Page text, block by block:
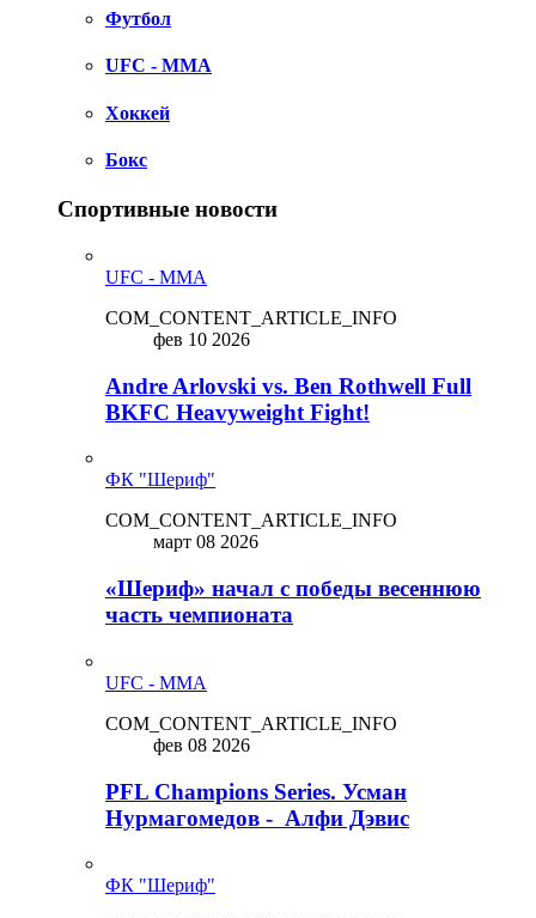
Футбол
UFC - MMA
Хоккей
Бокс
Спортивные новости
UFC - MMA
COM_CONTENT_ARTICLE_INFO
фев 10 2026
Andre Arlovski vs. Ben Rothwell Full
BKFC Heavyweight Fight!
ФК "Шериф"
COM_CONTENT_ARTICLE_INFO
март 08 2026
«Шериф» начал с победы весеннюю
часть чемпионата
UFC - MMA
COM_CONTENT_ARTICLE_INFO
фев 08 2026
PFL Champions Series. Усман
Нурмагомедов - Алфи Дэвис
ФК "Шериф"